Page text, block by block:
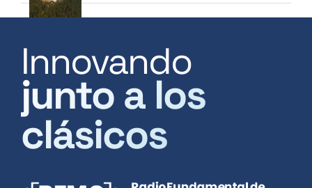
Innovando
junto a los
clásicos